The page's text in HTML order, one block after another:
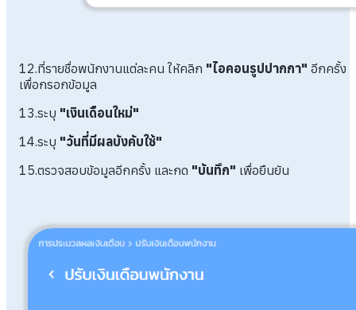
12.ที่รายชื่อพนักงานแต่ละคน ให้คลิก "ไอคอนรูปปากกา" อีกครั้ง
เพื่อกรอกข้อมูล
13.ระบุ "เงินเดือนใหม่"
14.ระบุ "วันที่มีผลบังคับใช้"
15.ตรวจสอบข้อมูลอีกครั้ง และกด "บันทึก" เพื่อยืนยัน